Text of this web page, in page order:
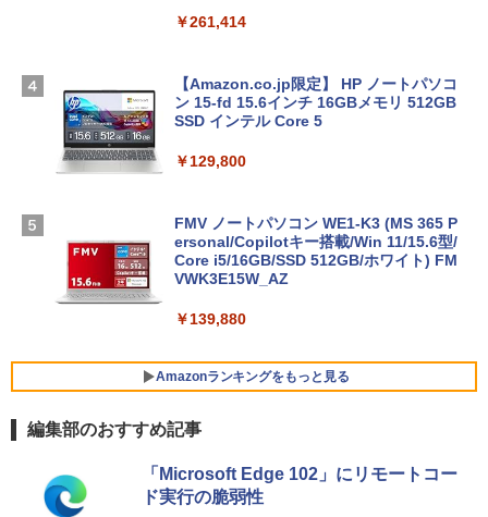
￥261,414
【Amazon.co.jp限定】 HP ノートパソコ
ン 15-fd 15.6インチ 16GBメモリ 512GB
SSD インテル Core 5
￥129,800
FMV ノートパソコン WE1-K3 (MS 365 P
ersonal/Copilotキー搭載/Win 11/15.6型/
Core i5/16GB/SSD 512GB/ホワイト) FM
VWK3E15W_AZ
￥139,880
Amazonランキングをもっと見る
Robloxギフトカード - 800 Robux 【限
定バーチャルアイテムを含む】 【オンラ
インゲームコード】 ロブロックス | オン
生成AIパスポート公式テキスト 第４版
￥1,766
Amazon Kindle Paperwhite (16GB) 7イ
ンチディスプレイ、色調調節ライト、12
週間持続バッテリー、広告なし、ブラッ
編集部のおすすめ記事
「Microsoft Edge 102」にリモートコー
ド実行の脆弱性